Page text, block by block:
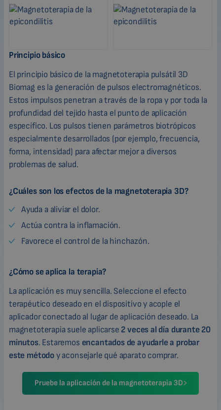
Principio básico
El principio básico de la magnetoterapia pulsátil 3D
Biomag es la generación de pulsos electromagnéticos.
Estos impulsos penetran a través de la ropa y por toda la
profundidad del tejido hasta el punto de aplicación
específico. Los pulsos tienen parámetros biotrópicos
especialmente desarrollados (por ejemplo, frecuencia,
forma, intensidad) para afectar mejor a diversos
problemas de salud.
¿Cuáles son los efectos de la magnetoterapia 3D?
Ayuda a aliviar el dolor.
Actúa contra la inflamación.
Favorece el control de la hinchazón.
¿Cómo se aplica la terapia?
La aplicación es muy sencilla. Seleccione el efecto
terapéutico deseado en el dispositivo y acople el
aplicador conectado al lugar de aplicación deseado. La
magnetoterapia suele aplicarse 2 veces al día durante 20
minutos. Estaremos encantados de ayudarle a probar
este métodoy aconsejarle qué aparato comprar.
Pruebe la aplicación de la magnetoterapia 3D